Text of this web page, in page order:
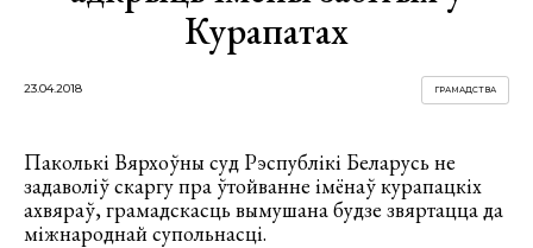
Курапатах
23.04.2018 ГРАМАДСТВА
Паколькі Вярхоўны суд Рэспублікі Беларусь не
задаволіў скаргу пра ўтойванне імёнаў курапацкіх
ахвяраў, грамадскасць вымушана будзе звяртацца да
міжнароднай супольнасці.